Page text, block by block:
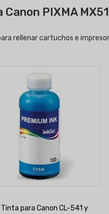
PIXMA
rellenar cartuchos e
para Canon CL-541 y